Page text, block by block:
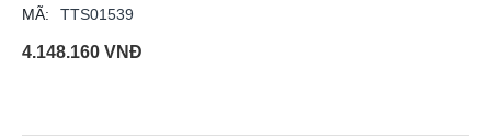
MÃ:
TTS01539
4.148.160 VNĐ